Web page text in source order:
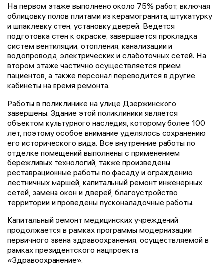
На первом этаже выполнено около 75% работ, включая
облицовку полов плитами из керамогранита, штукатурку
и шпаклевку стен, установку дверей. Ведется
подготовка стен к окраске, завершается прокладка
систем вентиляции, отопления, канализации и
водопровода, электрических и слаботочных сетей. На
втором этаже частично осуществляется прием
пациентов, а также персонал переводится в другие
кабинеты на время ремонта.
Работы в поликлинике на улице Дзержинского
завершены. Здание этой поликлиники является
объектом культурного наследия, которому более 100
лет, поэтому особое внимание уделялось сохранению
его исторического вида. Все внутренние работы по
отделке помещений выполнены с применением
бережливых технологий, также произведены
реставрационные работы по фасаду и ограждению
лестничных маршей, капитальный ремонт инженерных
сетей, замена окон и дверей, благоустройство
территории и проведены пусконаладочные работы.
Капитальный ремонт медицинских учреждений
продолжается в рамках программы модернизации
первичного звена здравоохранения, осуществляемой в
рамках президентского нацпроекта
«Здравоохранение».